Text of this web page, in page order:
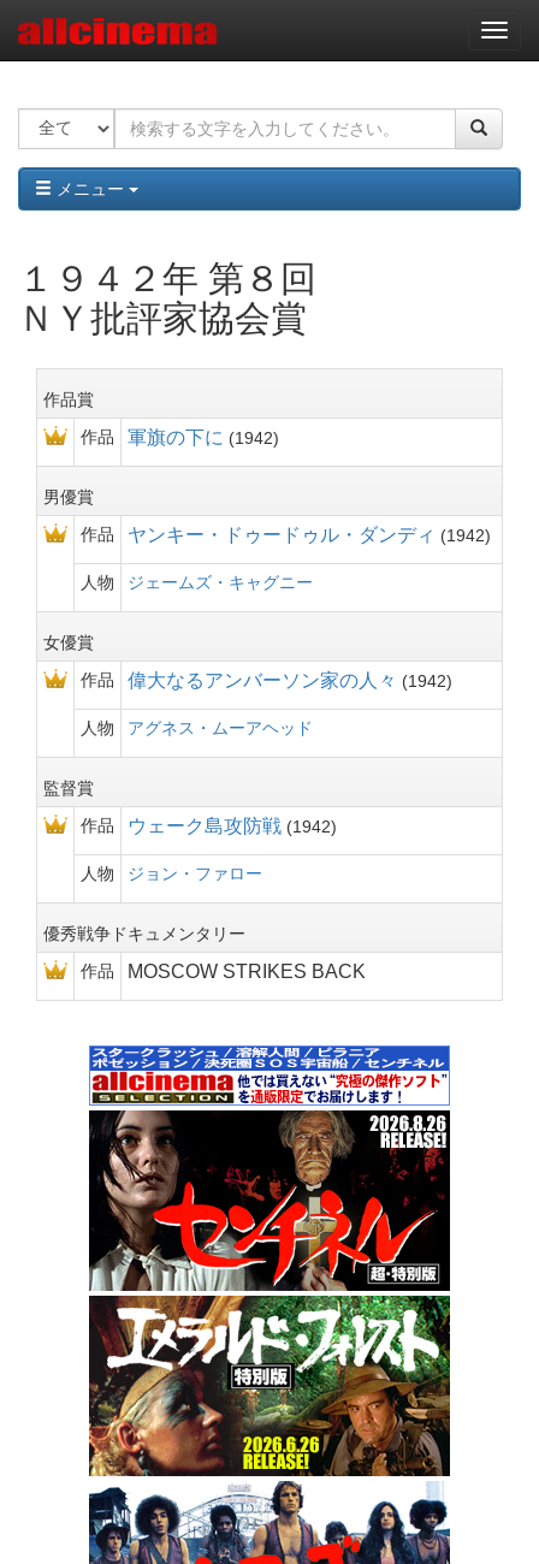
ナ
ビ
ー
ョ
ン
メニュー
１９４２年 第８回
ＮＹ批評家協会賞
作品賞
作品
軍旗の下に 1942
男優賞
作品
ヤンキー・ドゥードゥル・ダンディ 1942
人物 ジェームズ・キャグニー
女優賞
作品
偉大なるアンバーソン家の人々 1942
人物 アグネス・ムーアヘッド
監督賞
作品
ウェーク島攻防戦 1942
人物 ジョン・ファロー
優秀戦争ドキュメンタリー
作品
MOSCOW STRIKES BACK